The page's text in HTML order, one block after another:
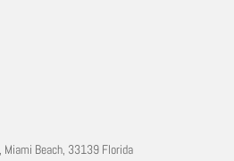
Beach, 33139 Florida